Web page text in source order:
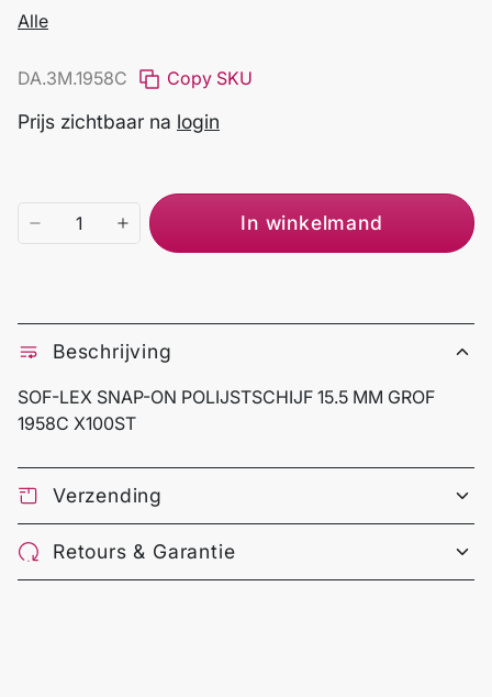
Alle
DA.3M.1958C Copy SKU
Prijs zichtbaar na login
In winkelmand
Beschrijving
SOF-LEX SNAP-ON POLIJSTSCHIJF 15.5 MM GROF
1958C X100ST
Verzending
Retours & Garantie